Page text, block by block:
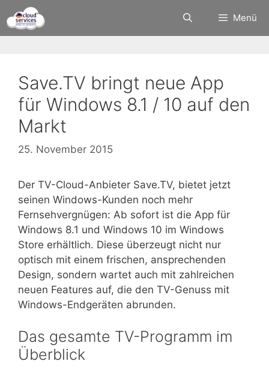
Inhalt
springen
Menü
Save.TV bringt neue App
für Windows 8.1 / 10 auf den
Markt
25. November 2015
Der TV-Cloud-Anbieter Save.TV, bietet jetzt
seinen Windows-Kunden noch mehr
Fernsehvergnügen: Ab sofort ist die App für
Windows 8.1 und Windows 10 im Windows
Store erhältlich. Diese überzeugt nicht nur
optisch mit einem frischen, ansprechenden
Design, sondern wartet auch mit zahlreichen
neuen Features auf, die den TV-Genuss mit
Windows-Endgeräten abrunden.
Das gesamte TV-Programm im
Überblick